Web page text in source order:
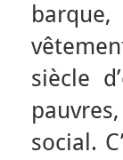
siècle
social.